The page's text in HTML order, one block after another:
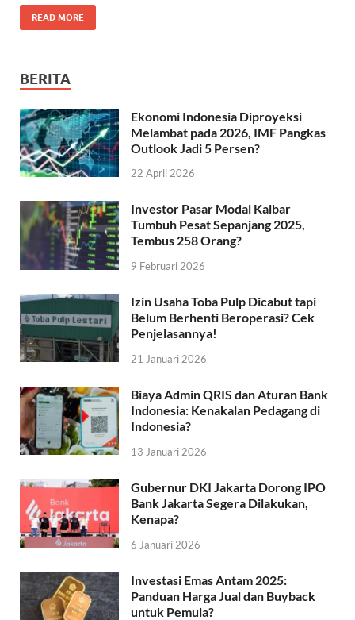
READ MORE
BERITA
Ekonomi Indonesia Diproyeksi
Melambat pada 2026, IMF Pangkas
Outlook Jadi 5 Persen?
22 April 2026
Investor Pasar Modal Kalbar
Tumbuh Pesat Sepanjang 2025,
Tembus 258 Orang?
9 Februari 2026
Izin Usaha Toba Pulp Dicabut tapi
Belum Berhenti Beroperasi? Cek
Penjelasannya!
21 Januari 2026
Biaya Admin QRIS dan Aturan Bank
Indonesia: Kenakalan Pedagang di
Indonesia?
13 Januari 2026
Gubernur DKI Jakarta Dorong IPO
Bank Jakarta Segera Dilakukan,
Kenapa?
6 Januari 2026
Investasi Emas Antam 2025:
Panduan Harga Jual dan Buyback
untuk Pemula?